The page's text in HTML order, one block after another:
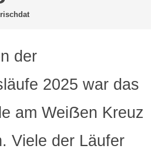
der
2025 war das
am Weiẞen Kreuz
Viele der Läufer